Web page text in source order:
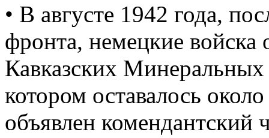
• В августе 1942 года,
фронта, немецкие войска
Кавказских
котором оставалось
объявлен комендантский